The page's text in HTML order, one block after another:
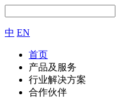
中 EN
首页
产品及服务
行业解决方案
合作伙伴